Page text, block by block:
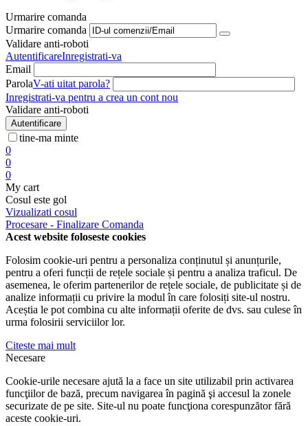
Urmarire comanda
Urmarire comanda
Validare anti-roboti
AutentificareInregistrati-va
Email
ParolaV-ati uitat parola?
Inregistrati-va pentru a crea un cont nou
Validare anti-roboti
Autentificare
tine-ma minte
0
0
0
My cart
Cosul este gol
Vizualizati cosul
Procesare - Finalizare Comanda
Acest website foloseste cookies
Folosim cookie-uri pentru a personaliza conținutul și anunțurile,
pentru a oferi funcții de rețele sociale și pentru a analiza traficul. De
asemenea, le oferim partenerilor de rețele sociale, de publicitate și de
analize informații cu privire la modul în care folosiți site-ul nostru.
Aceștia le pot combina cu alte informații oferite de dvs. sau culese în
urma folosirii serviciilor lor.
Citeste mai mult
Necesare
Cookie-urile necesare ajută la a face un site utilizabil prin activarea
funcţiilor de bază, precum navigarea în pagină şi accesul la zonele
securizate de pe site. Site-ul nu poate funcţiona corespunzător fără
aceste cookie-uri.